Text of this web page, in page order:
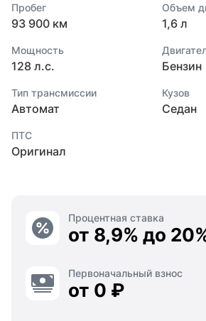
Пробег
93 900 км
Объем
1,6 л
Мощность
128 л.с. Бензин
Тип трансмиссии
Автомат
Кузов
Седан
ПТС
Оригинал
Процентная ставка
от 8,9% до
Первоначальный взнос
от 0 ₽